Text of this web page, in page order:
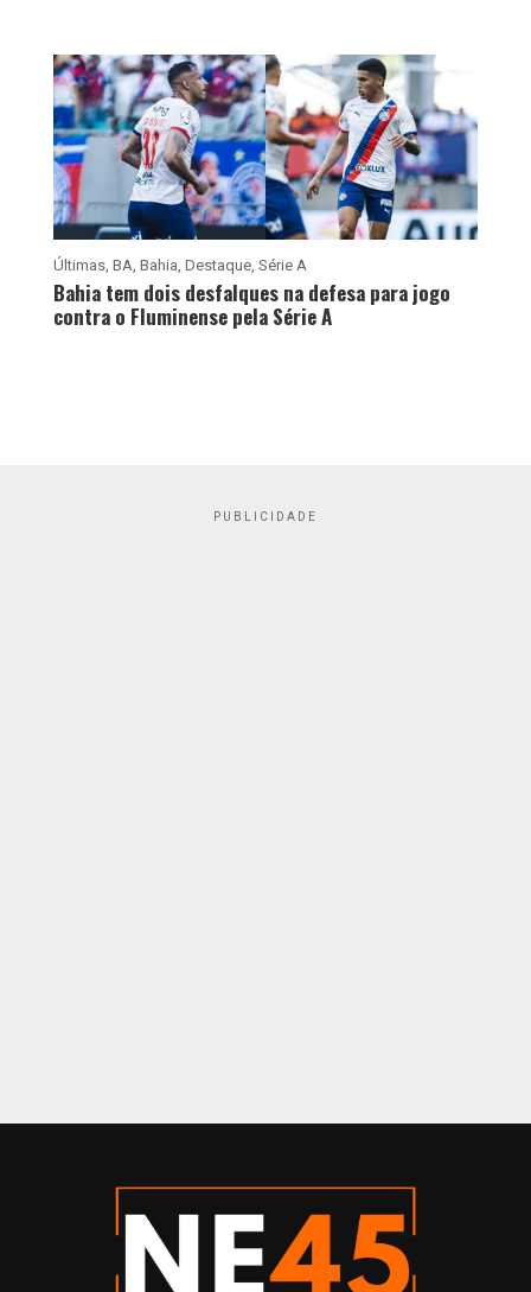
Últimas, BA Bahia Destaque, Série A
Bahia tem dois desfalques na defesa para jogo
contra o Fluminense pela Série A
PUBLICIDADE